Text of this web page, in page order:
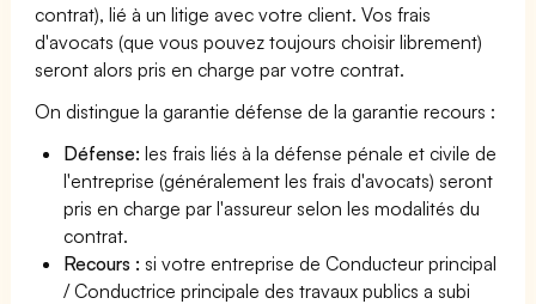
contrat), lié à un litige avec votre client. Vos frais
d'avocats (que vous pouvez toujours choisir librement)
seront alors pris en charge par votre contrat.
On distingue la garantie défense de la garantie recours :
Défense: les frais liés à la défense pénale et civile de
l'entreprise (généralement les frais d'avocats) seront
pris en charge par l'assureur selon les modalités du
contrat.
Recours : si votre entreprise de Conducteur principal
/ Conductrice principale des travaux publics a subi